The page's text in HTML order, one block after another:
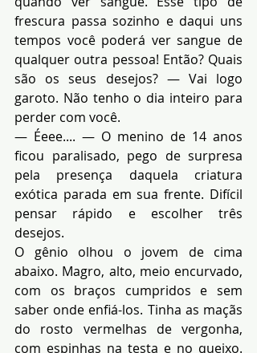
frescura passa sozinho e daqui uns
tempos você poderá ver sangue de
qualquer outra pessoa! Então? Quais
são os seus desejos? — Vai logo
garoto. Não tenho o dia inteiro para
perder com você.
— Éeee.... — O menino de 14 anos
ficou paralisado, pego de surpresa
pela presença daquela criatura
exótica parada em sua frente. Difícil
pensar rápido e escolher três
desejos.
O gênio olhou o jovem de cima
abaixo. Magro, alto, meio encurvado,
com os braços cumpridos e sem
saber onde enfiá-los. Tinha as maçãs
do rosto vermelhas de vergonha,
com espinhas na testa e no queixo.